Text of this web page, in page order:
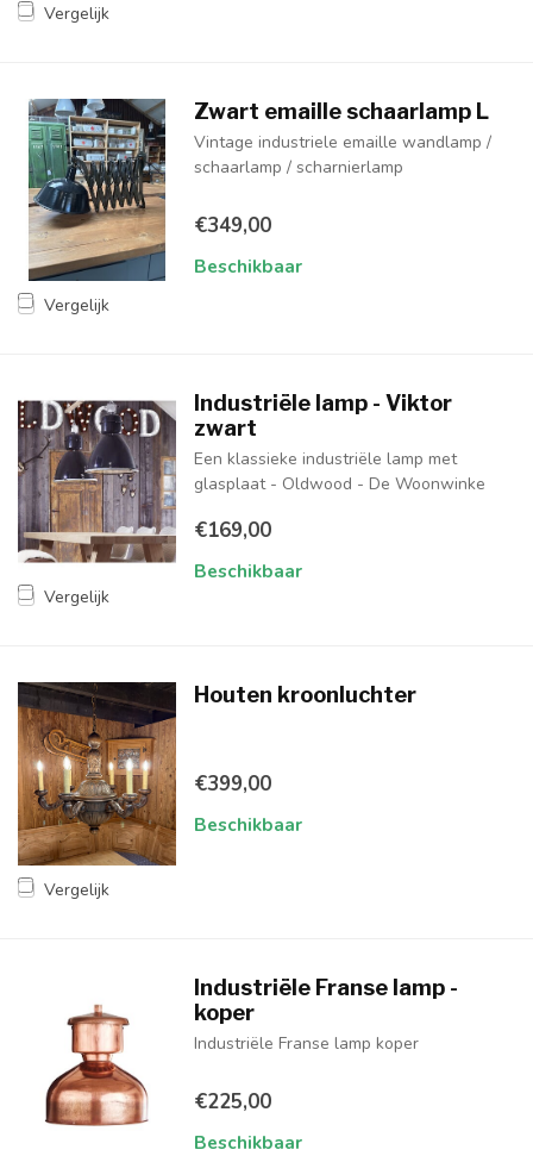
Vergelijk
Vergelijk
Zwart emaille schaarlamp L
Vintage industriele emaille wandlamp /
schaarlamp / scharnierlamp
€349,00
Beschikbaar
Vergelijk
Industriële lamp - Viktor
zwart
Een klassieke industriële lamp met
glasplaat - Oldwood - De Woonwinke
€169,00
Beschikbaar
Vergelijk
Houten kroonluchter
€399,00
Beschikbaar
Industriële Franse lamp -
koper
Industriële Franse lamp koper
€225,00
Beschikbaar